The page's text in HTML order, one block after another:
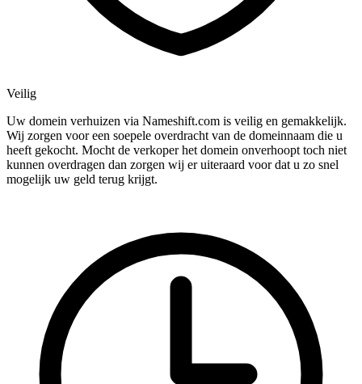
Veilig
Uw domein verhuizen via Nameshift.com is veilig en gemakkelijk.
Wij zorgen voor een soepele overdracht van de domeinnaam die u
heeft gekocht. Mocht de verkoper het domein onverhoopt toch niet
kunnen overdragen dan zorgen wij er uiteraard voor dat u zo snel
mogelijk uw geld terug krijgt.